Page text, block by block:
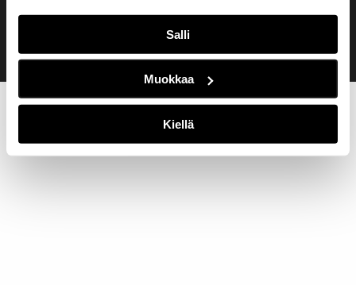
Salli
Muokkaa
Kiellä